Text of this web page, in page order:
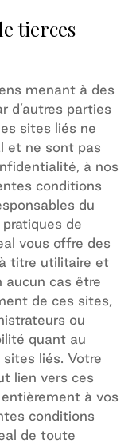
tierces
menant à des
d’autres parties
sites liés ne
et ne sont pas
à nos
conditions
du
de
vous offre des
titre utilitaire et
aucun cas être
de ces sites,
ou
quant au
sites liés. Votre
lien vers ces
à vos
conditions
de toute